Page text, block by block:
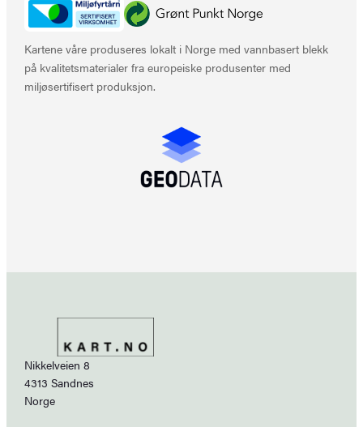
Kartene våre produseres lokalt i Norge med vannbasert blekk
på kvalitetsmaterialer fra europeiske produsenter med
miljøsertifisert produksjon.
Nikkelveien 8
4313 Sandnes
Norge